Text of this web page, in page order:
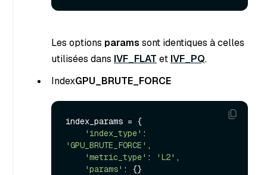
Les options params sont identiques à celles
utilisées dans IVF_FLAT et IVF_PQ.
IndexGPU_BRUTE_FORCE
index_params = {
'index_type'
'GPU_BRUTE_FORCE' ,
'metric_type' : 'L2' ,
'params' : {}